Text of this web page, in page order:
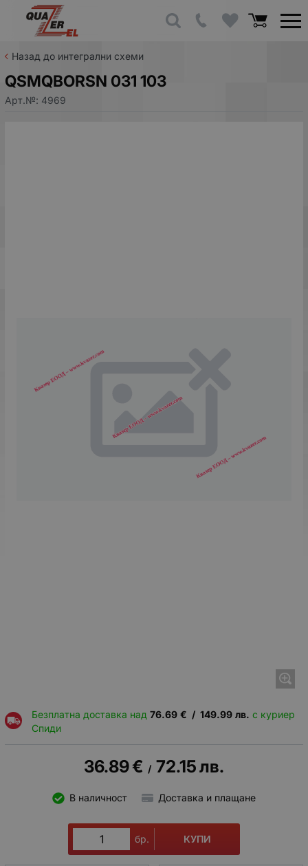
Назад до интегрални схеми
QSMQBORSN 031 103
Арт.№: 4969
Безплатна доставка над 76.69 € / 149.99 лв. с куриер
Спиди
36.89€ / 72.15лв.
В наличност Доставка и плащане
бр. КУПИ